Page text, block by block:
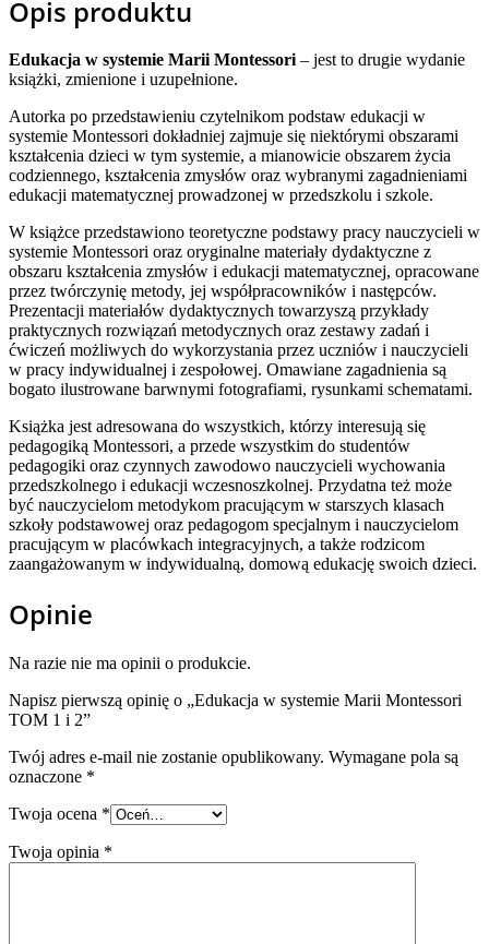
Opis produktu
Edukacja w systemie Marii Montessori– jest to drugie wydanie
książki, zmienione i uzupełnione.
Autorka po przedstawieniu czytelnikom podstaw edukacji w
systemie Montessori dokładniej zajmuje się niektórymi obszarami
kształcenia dzieci w tym systemie, a mianowicie obszarem życia
codziennego, kształcenia zmysłów oraz wybranymi zagadnieniami
edukacji matematycznej prowadzonej w przedszkolu i szkole.
W książce przedstawiono teoretyczne podstawy pracy nauczycieli w
systemie Montessori oraz oryginalne materiały dydaktyczne z
obszaru kształcenia zmysłów i edukacji matematycznej, opracowane
przez twórczynię metody, jej współpracowników i następców.
Prezentacji materiałów dydaktycznych towarzyszą przykłady
praktycznych rozwiązań metodycznych oraz zestawy zadań i
ćwiczeń możliwych do wykorzystania przez uczniów i nauczycieli
w pracy indywidualnej i zespołowej. Omawiane zagadnienia są
bogato ilustrowane barwnymi fotografiami, rysunkami schematami.
Książka jest adresowana do wszystkich, którzy interesują się
pedagogiką Montessori, a przede wszystkim do studentów
pedagogiki oraz czynnych zawodowo nauczycieli wychowania
przedszkolnego i edukacji wczesnoszkolnej. Przydatna też może
być nauczycielom metodykom pracującym w starszych klasach
szkoły podstawowej oraz pedagogom specjalnym i nauczycielom
pracującym w placówkach integracyjnych, a także rodzicom
zaangażowanym w indywidualną, domową edukację swoich dzieci.
Opinie
Na razie nie ma opinii o produkcie.
Napisz pierwszą opinię o „Edukacja w systemie Marii Montessori
TOM 1 i 2”
Twój adres e-mail nie zostanie opublikowany. Wymagane pola są
oznaczone *
Twoja ocena *
Twoja opinia *